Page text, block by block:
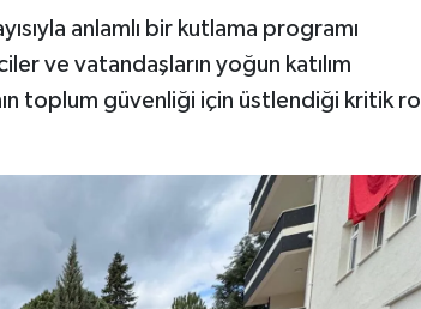
anlamlı bir kutlama programı
ve vatandaşların yoğun katılım
toplum güvenliği için üstlendiği kritik rol